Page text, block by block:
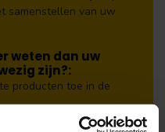
samenstellen van uw
weten dan uw
zijn?:
producten toe in de